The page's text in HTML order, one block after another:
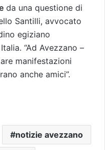
da una questione di
Santilli, avvocato
egiziano
“Ad Avezzano –
manifestazioni
anche amici”.
notizie avezzano